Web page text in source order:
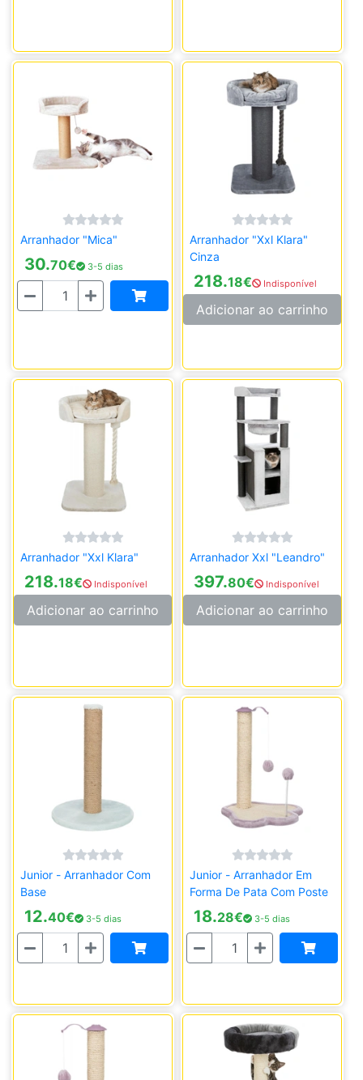
Arranhador "Mica"
30.70€ 3-5 dias
Quantidade
Arranhador "Xxl Klara"
Cinza
218.18€ Indisponível
Adicionar ao carrinho
Arranhador "Xxl Klara"
218.18€ Indisponível
Adicionar ao carrinho
Arranhador Xxl "Leandro"
397.80€ Indisponível
Adicionar ao carrinho
Junior - Arranhador Com
Base
12.40€ 3-5 dias
Quantidade
Junior - Arranhador Em
Forma De Pata Com Poste
18.28€ 3-5 dias
Quantidade